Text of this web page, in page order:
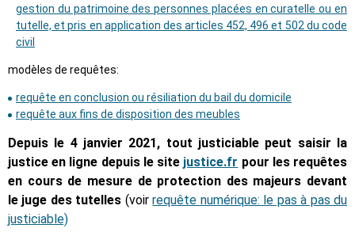
gestion du patrimoine des personnes placées en curatelle ou en
tutelle, et pris en application des articles 452, 496 et 502 du code
civil
modèles de requêtes:
requête en conclusion ou résiliation du bail du domicile
requête aux fins de disposition des meubles
Depuis le 4 janvier 2021, tout justiciable peut saisir la
justice en ligne depuis le site justice.fr pour les requêtes
en cours de mesure de protection des majeurs devant
le juge des tutelles (voir requête numérique: le pas à pas du
justiciable)